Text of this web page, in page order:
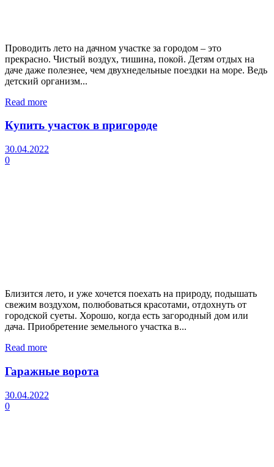
Проводить лето на дачном участке за городом – это
прекрасно. Чистый воздух, тишина, покой. Детям отдых на
даче даже полезнее, чем двухнедельные поездки на море. Ведь
детский организм...
Read more
Купить участок в пригороде
30.04.2022
0
Близится лето, и уже хочется поехать на природу, подышать
свежим воздухом, полюбоваться красотами, отдохнуть от
городской суеты. Хорошо, когда есть загородный дом или
дача. Приобретение земельного участка в...
Read more
Гаражные ворота
30.04.2022
0